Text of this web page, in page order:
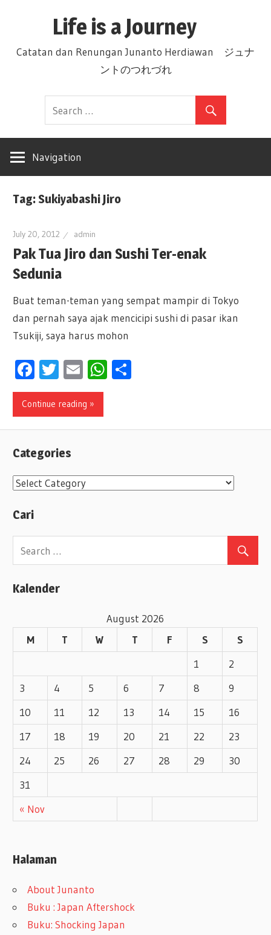
Life is a Journey
Catatan dan Renungan Junanto Herdiawan ジュナ
ントのつれづれ
Navigation
Tag: Sukiyabashi Jiro
July 20, 2012 admin
Pak Tua Jiro dan Sushi Ter-enak
Sedunia
Buat teman-teman yang sempat mampir di Tokyo
dan pernah saya ajak mencicipi sushi di pasar ikan
Tsukiji, saya harus mohon
Facebook
Twitter
EmailWhatsApp
Continue reading »
Categories
C
t
e
r
Cari
Kalender
August 2026
M
T W T F S S
« Nov
1
2
3
4 5 6 7 8
9
10
11 12 13 14 15
16
17
18 19 20 21 22
23
24
25 26 27 28 29
30
31
Halaman
About Junanto
Buku : Japan Aftershock
Buku: Shocking Japan